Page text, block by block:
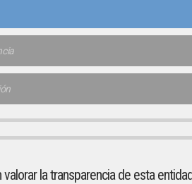
la transparencia de esta